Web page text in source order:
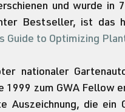
und wurde in
Guide to Optimizing
nationaler
zum GWA Fellow
Auszeichnung, die ein